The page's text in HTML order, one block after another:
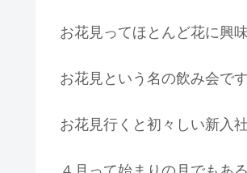
お花見ってほとんど花に興
お花見という名の飲み会で
お花見行くと初々しい新入